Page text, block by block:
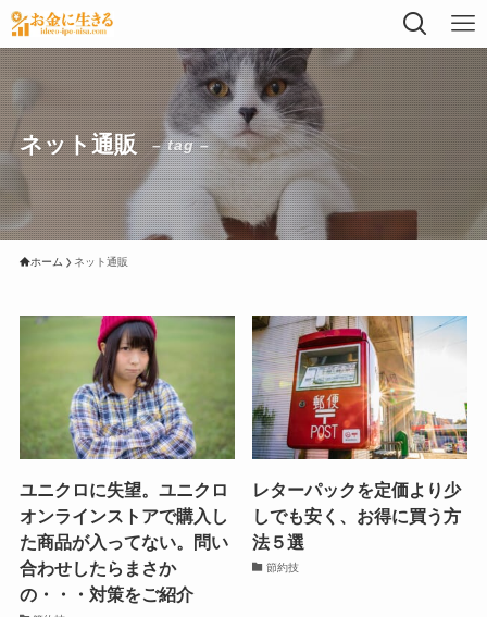
ネット通販 – tag –
ホーム ネット通販
ユニクロに失望。ユニクロ
オンラインストアで購入し
た商品が入ってない。問い
合わせしたらまさか
の・・・対策をご紹介
レターパックを定価より少
しでも安く、お得に買う方
法５選
節約技